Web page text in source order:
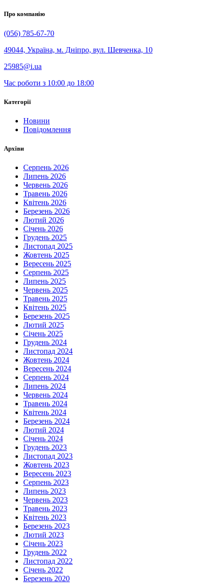
Про компанію
(056) 785-67-70
49044, Україна, м. Дніпро, вул. Шевченка, 10
25985@i.ua
Час роботи з 10:00 до 18:00
Категорії
Новини
Повідомлення
Архіви
Серпень 2026
Липень 2026
Червень 2026
Травень 2026
Квітень 2026
Березень 2026
Лютий 2026
Січень 2026
Грудень 2025
Листопад 2025
Жовтень 2025
Вересень 2025
Серпень 2025
Липень 2025
Червень 2025
Травень 2025
Квітень 2025
Березень 2025
Лютий 2025
Січень 2025
Грудень 2024
Листопад 2024
Жовтень 2024
Вересень 2024
Серпень 2024
Липень 2024
Червень 2024
Травень 2024
Квітень 2024
Березень 2024
Лютий 2024
Січень 2024
Грудень 2023
Листопад 2023
Жовтень 2023
Вересень 2023
Серпень 2023
Липень 2023
Червень 2023
Травень 2023
Квітень 2023
Березень 2023
Лютий 2023
Січень 2023
Грудень 2022
Листопад 2022
Січень 2022
Березень 2020